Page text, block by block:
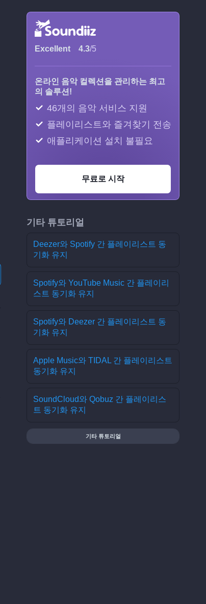
Excellent 4.3/5
온라인 음악 컬렉션을 관리하는 최고
의 솔루션!
46개의 음악 서비스 지원
플레이리스트와 즐겨찾기 전송
애플리케이션 설치 불필요
무료로 시작
기타 튜토리얼
Deezer와 Spotify 간 플레이리스트 동
기화 유지
Spotify와 YouTube Music 간 플레이리
스트 동기화 유지
Spotify와 Deezer 간 플레이리스트 동
기화 유지
Apple Music와 TIDAL 간 플레이리스트
동기화 유지
SoundCloud와 Qobuz 간 플레이리스
트 동기화 유지
기타 튜토리얼